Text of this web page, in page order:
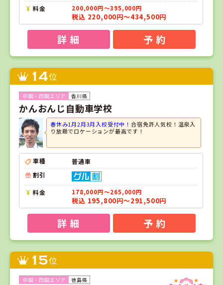
料金
200,000円～395,000円
税込 220,000円～434,500円
詳 細 予 約
14位
香川県
かんおんじ自動車学校
春休み1月2月3月入校受付中！合宿免許人気校！温泉入
り放題でロケーションが最高です！
車種
普通車
割引
料金 178,000円～265,000円
税込 195,800円～291,500円
詳 細 予 約
15位
徳島県